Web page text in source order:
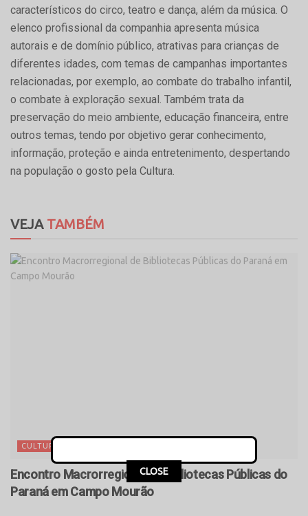
característicos do circo, teatro e dança, além da música. O
elenco profissional da companhia apresenta música
autorais e de domínio público, atrativas para crianças de
diferentes idades, com temas de campanhas importantes
relacionadas, por exemplo, ao combate do trabalho infantil,
o combate à exploração sexual. Também trata da
preservação do meio ambiente, educação financeira, entre
outros temas, tendo por objetivo gerar conhecimento,
informação, proteção e ainda entretenimento, despertando
na população o gosto pela Cultura.
VEJATAMBÉM
CULTURA
Encontro Macrorregional de Bibliotecas Públicas do
Paraná em Campo Mourão
CLOSE